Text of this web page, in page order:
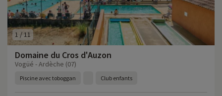
1 / 11
Domaine du Cros d'Auzon
Vogüé - Ardèche (07)
Piscine avec toboggan Club enfants